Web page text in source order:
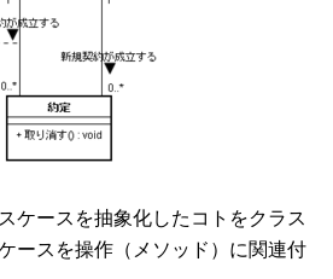
ケースを抽象化したコトをクラス
ースを操作（メソッド）に関連付